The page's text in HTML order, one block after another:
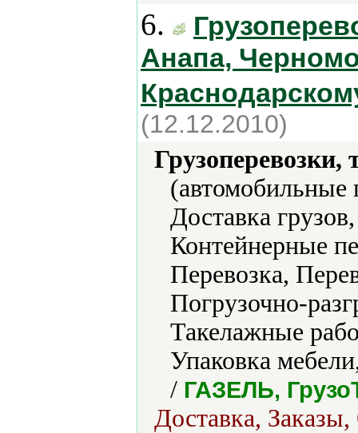
6.
Анапа,
(12.12.2010)
(автомобильные
Доставка
Контейнерные
Перевозка,
Погрузочно-
Такелажные
Упаковка
/ ГАЗЕЛЬ,
Доставка,